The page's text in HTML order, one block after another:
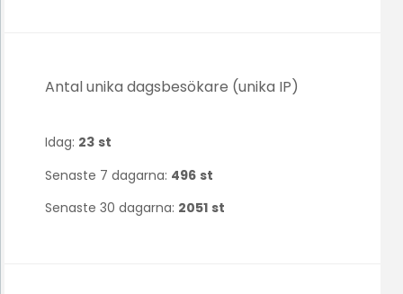
Antal unika dagsbesökare (unika IP)
Idag: 23 st
Senaste 7 dagarna: 496 st
Senaste 30 dagarna: 2051 st